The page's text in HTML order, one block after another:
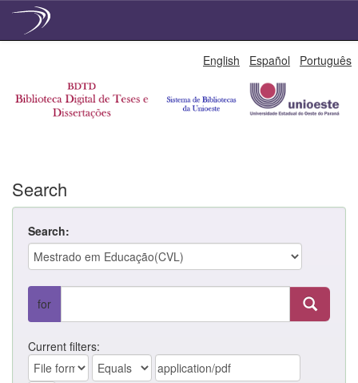
English Español Português
Search
Search:
for
Current filters: